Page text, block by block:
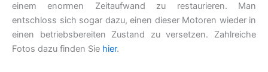
einem enormen Zeitaufwand zu restaurieren. Man
entschloss sich sogar dazu, einen dieser Motoren wieder in
einen betriebsbereiten Zustand zu versetzen. Zahlreiche
Fotos dazu finden Sie hier.